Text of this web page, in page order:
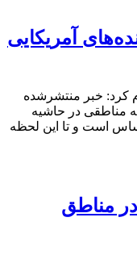
آمریکایی
کرد: خبر منتشرشده
مناطقی در حاشیه
است و تا این لحظه
مناطق